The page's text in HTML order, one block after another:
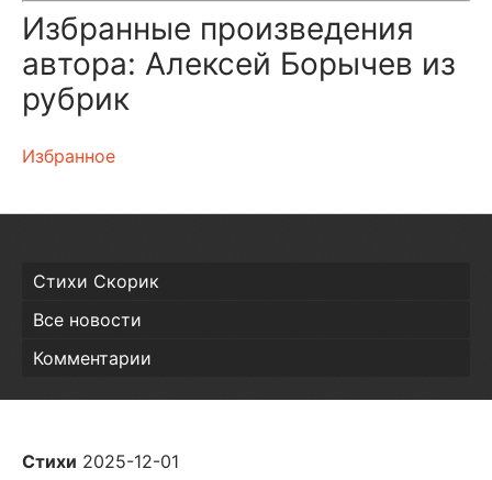
Избранные произведения
автора: Алексей Борычев из
рубрик
Избранное
Стихи Скорик
Все новости
Комментарии
Стихи 2025-12-01